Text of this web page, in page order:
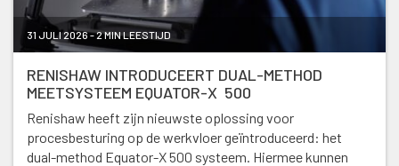
31 JULI 2026 - 2 MIN LEESTIJD
RENISHAW INTRODUCEERT DUAL-METHOD
MEETSYSTEEM EQUATOR-X 500
Renishaw heeft zijn nieuwste oplossing voor
procesbesturing op de werkvloer geïntroduceerd: het
dual-method Equator-X 500 systeem. Hiermee kunnen